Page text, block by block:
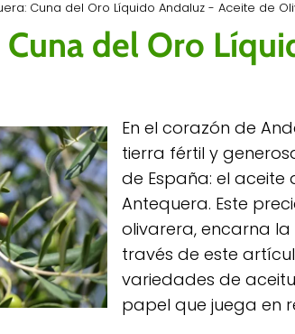
Cuna del Oro Líquido Andaluz - Aceite de
del Oro
En el corazón de
tierra fértil y
de España: el aceite
Antequera. Este
olivarera, encarna la
través de este
variedades de
papel que juega en